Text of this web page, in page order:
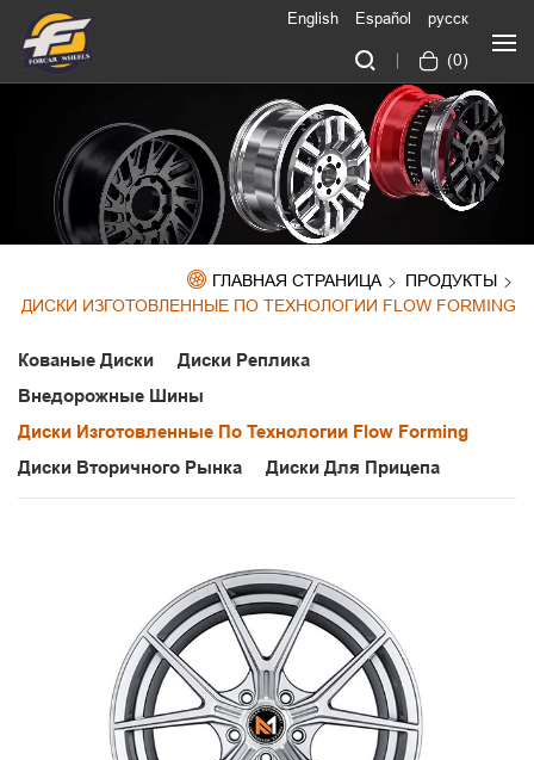
(0)
English Español русск
ГЛАВНАЯ СТРАНИЦА
ПРОДУКТЫ
ДИСКИ ИЗГОТОВЛЕННЫЕ ПО ТЕХНОЛОГИИ FLOW FORMING
Кованые Диски
Диски Реплика
Внедорожные Шины
Диски Изготовленные По Технологии Flow Forming
Диски Вторичного Рынка
Диски Для Прицепа